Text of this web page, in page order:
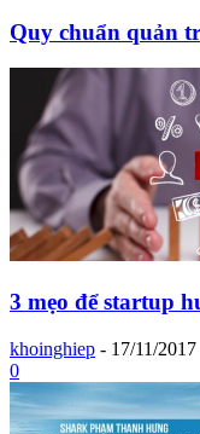
Quy chuẩn quản
3 mẹo để startup
khoinghiep - 17/11/2017
0